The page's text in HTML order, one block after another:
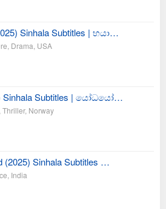
Sinhala Subtitles | භයා…
Drama USA
Sinhala Subtitles | යෝධයෝ…
Thriller, Norway
(2025) Sinhala Subtitles …
India